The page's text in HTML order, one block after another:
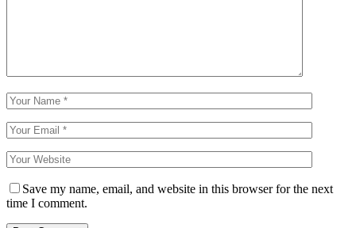
Save my name, email, and website in this browser for the next
time I comment.